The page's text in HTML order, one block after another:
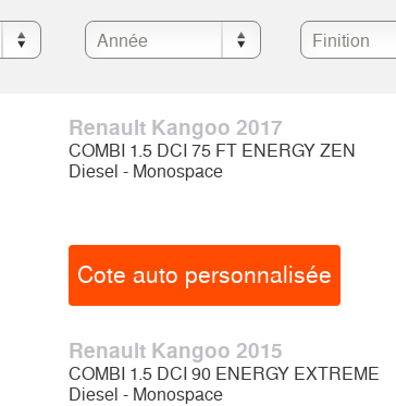
Renault Kangoo 2017
COMBI 1.5 DCI 75 FT ENERGY ZEN
Diesel - Monospace
Cote auto personnalisée
Renault Kangoo 2015
COMBI 1.5 DCI 90 ENERGY EXTREME
Diesel - Monospace